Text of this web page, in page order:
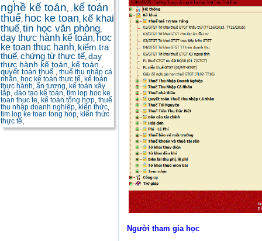
nghề kế toán, , kế toán
thuế, hoc ke toan, kế khai
thuế, tin học văn phòng,
dạy thực hành kế toán, hoc
ke toan thuc hanh, kiểm tra
thuế, chứng từ thực tế, dạy
thực hành kế toán, kế toán ,
quyết toán thuế , thuế thu nhập cá
nhân, học kế toán thực tế, kế toán
thực hành, ấn tượng, kế toán xây
lắp, đào tạo kế toán, tim lop hoc ke
toan thuc te, kế toán tổng hợp, thuế
thu nhập doanh nghiệp, kiến thức,
tim lop ke toan tong hop, kiến thức
thực tế,
Người tham gia học